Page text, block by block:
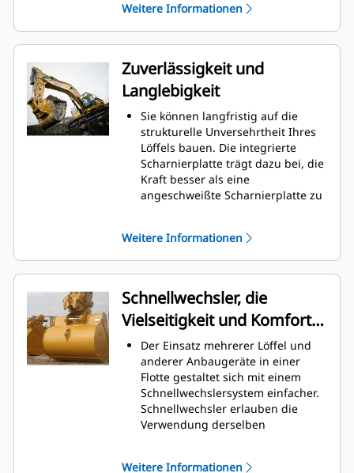
verbessert den Materialfluss in
den Löffel. Die zusätzliche
Rückenfreiheit verhindert ein
Schleifen der Unterseite des
Löffels, wodurch Wartungskosten
gesenkt werden.
Der Kraftstoffverbrauch ist beim
Graben am höchsten. Cat-Löffel
sind so ausgelegt, dass sie schnell
durch das Material schneiden,
wodurch die Betriebseffizienz der
Maschine insgesamt verbessert
wird.
Zeit geladen werden. Bei jeder
Weitere Informationen
Zuverlässigkeit und
Langlebigkeit
Sie können langfristig auf die
strukturelle Unversehrtheit Ihres
Löffels bauen. Die integrierte
Scharnierplatte trägt dazu bei, die
Kraft besser als eine
angeschweißte Scharnierplatte zu
abriebbeständigem Stahl
gefertigt, der vor allem für
Komponenten mit übermäßigem
Verschleiß gedacht ist.
Schützen Sie die wichtigsten
Bereiche des von hohem
Verschleiß betroffenen Löffels mit
Cat-Schneidwerkzeugen.
Die Cat® Advansys ™-
Schneidwerkzeuge bieten ein
höheres Eindringvermögen in das
Material und kürzere
Arbeitstaktzeiten – für eine höhere
Aufgaben.
Weitere Informationen
Schnellwechsler, die
Vielseitigkeit und Komfort
bieten
Der Einsatz mehrerer Löffel und
anderer Anbaugeräte in einer
Flotte gestaltet sich mit einem
Schnellwechslersystem einfacher.
Schnellwechsler erlauben die
Verwendung derselben
Weitere Informationen